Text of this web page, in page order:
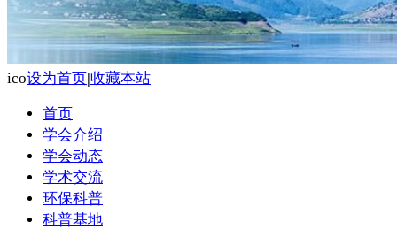
ico设为首页|收藏本站
首页
学会介绍
学会动态
学术交流
环保科普
科普基地